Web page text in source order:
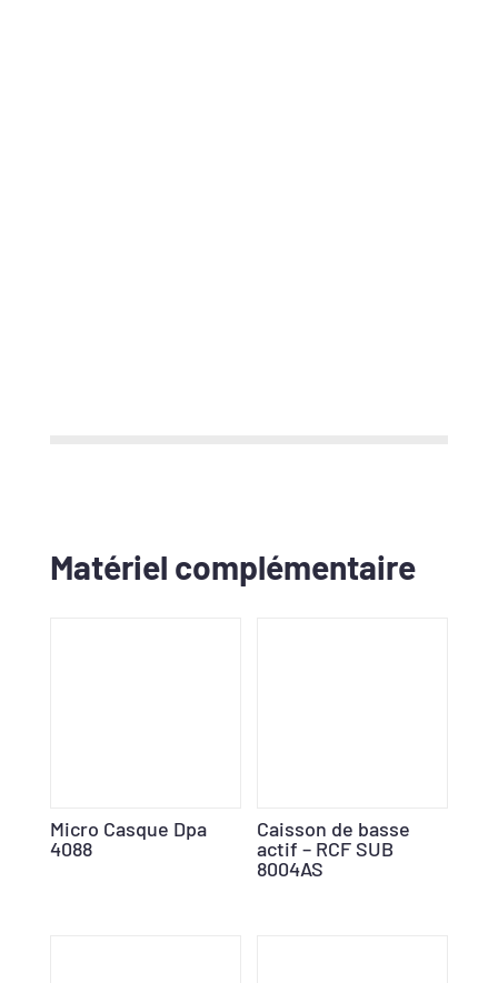
Matériel complémentaire
Micro Casque Dpa
4088
Caisson de basse
actif – RCF SUB
8004AS